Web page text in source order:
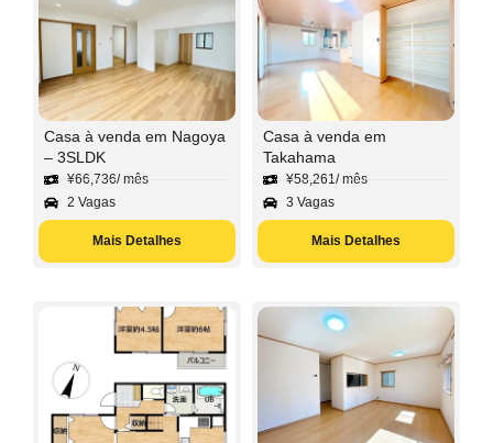
Casa à venda em Nagoya
– 3SLDK
¥66,736/ mês
2 Vagas
Mais Detalhes
Casa à venda em
Takahama
¥58,261/ mês
3 Vagas
Mais Detalhes